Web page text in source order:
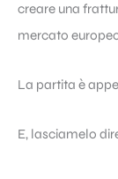
creare una
mercato
La partita è
E, lasciamelo